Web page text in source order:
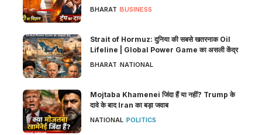
BHARAT BUSINESS
Strait of Hormuz: दुनिया की सबसे खतरनाक Oil
Lifeline | Global Power Game का असली केंद्र
BHARAT NATIONAL
Mojtaba Khamenei जिंदा हैं या नहीं? Trump के
दावे के बाद Iran का बड़ा जवाब
NATIONAL POLITICS